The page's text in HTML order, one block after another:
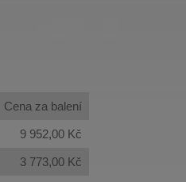
Cena za balení
9 952,00 Kč
3 773,00 Kč